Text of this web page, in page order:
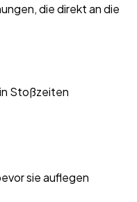
die direkt an die
Stoßzeiten
sie auflegen